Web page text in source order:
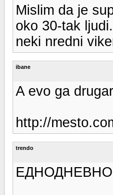
Mislim da je
oko 30-tak
neki nredni
ibane
A evo ga
http://
trendo